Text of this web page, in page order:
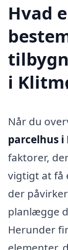
Hvad
i
Når du
parcelhus
faktorer,
vigtigt at få
der
planlægge
Herunder